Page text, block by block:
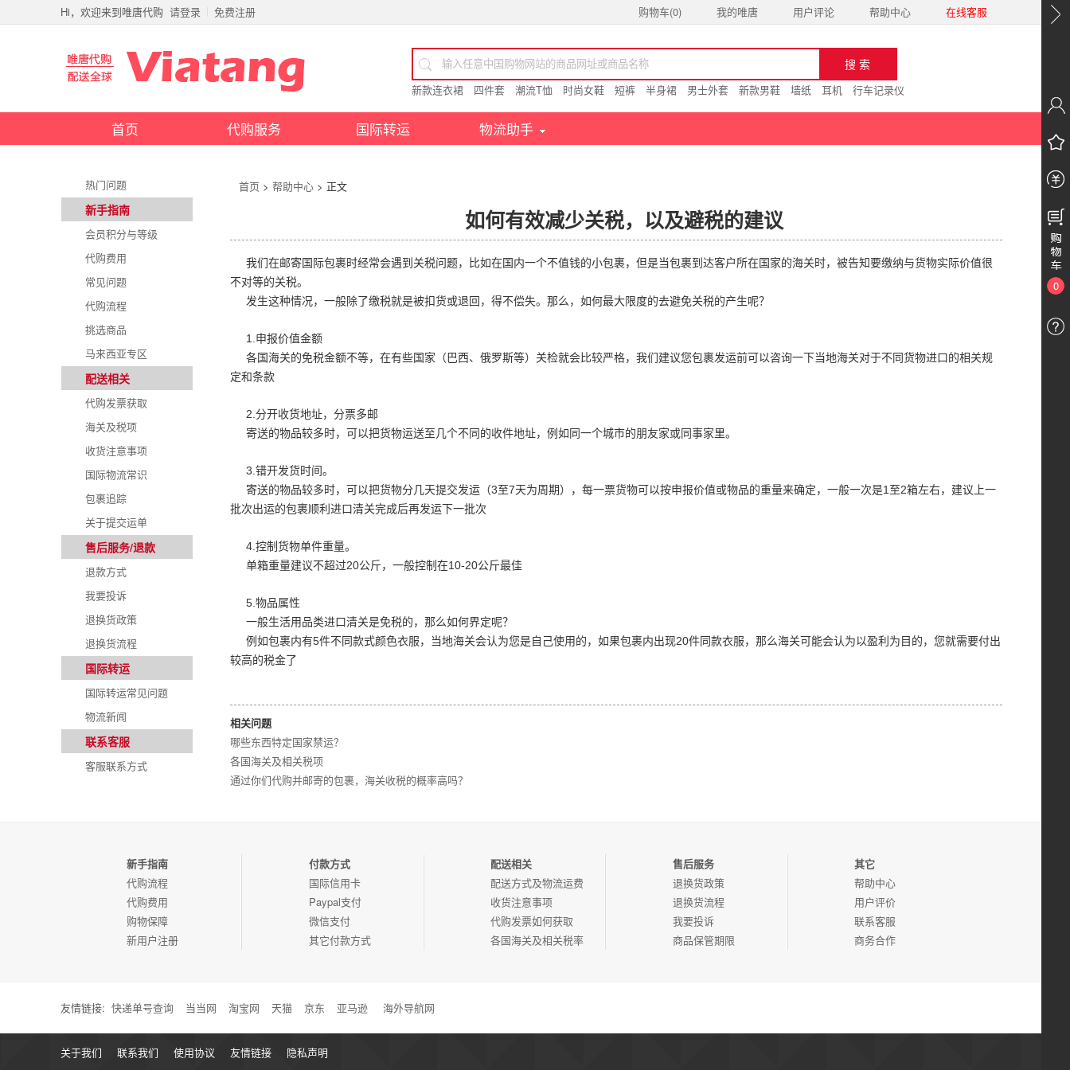
Hi，欢迎来到唯唐代购 请登录 免费注册 购物车(0) 我的唯唐 用户评论 帮助中心 在线客服
新款连衣裙 四件套 潮流T恤 时尚女鞋 短裤 半身裙 男士外套 新款男鞋 墙纸 耳机 行车记录仪
首页 代购服务 国际转运 物流助手
热门问题
新手指南
会员积分与等级
代购费用
常见问题
代购流程
挑选商品
马来西亚专区
配送相关
代购发票获取
海关及税项
收货注意事项
国际物流常识
包裹追踪
关于提交运单
售后服务/退款
退款方式
我要投诉
退换货政策
退换货流程
国际转运
国际转运常见问题
物流新闻
联系客服
客服联系方式
首页 > 帮助中心 > 正文
如何有效减少关税，以及避税的建议
我们在邮寄国际包裹时经常会遇到关税问题，比如在国内一个不值钱的小包裹，但是当包裹到达客户所在国家的海关时，被告知要缴纳与货物实际价值很
不对等的关税。
发生这种情况，一般除了缴税就是被扣货或退回，得不偿失。那么，如何最大限度的去避免关税的产生呢？
1. 申报价值金额
各国海关的免税金额不等，在有些国家（巴西、俄罗斯等）关检就会比较严格，我们建议您包裹发运前可以咨询一下当地海关对于不同货物进口的相关规
定和条款
2. 分开收货地址，分票多邮
寄送的物品较多时，可以把货物运送至几个不同的收件地址，例如同一个城市的朋友家或同事家里。
3. 错开发货时间。
寄送的物品较多时，可以把货物分几天提交发运（3至7天为周期），每一票货物可以按申报价值或物品的重量来确定，一般一次是1 至2箱左右，建议上一
批次出运的包裹顺利进口清关完成后再发运下一批次
4. 控制货物单件重量。
单箱重量建议不超过20公斤，一般控制在10-20公斤最佳
5. 物品属性
一般生活用品类进口清关是免税的，那么如何界定呢？
例如包裹内有5件不同款式颜色衣服，当地海关会认为您是自己使用的，如果包裹内出现20件同款衣服，那么海关可能会认为以盈利为目的，您就需要付出
较高的税金了
相关问题
哪些东西特定国家禁运？
各国海关及相关税项
通过你们代购并邮寄的包裹，海关收税的概率高吗？
新手指南
代购流程
代购费用
购物保障
新用户注册
付款方式
国际信用卡
Paypal支付
微信支付
其它付款方式
配送相关
配送方式及物流运费
收货注意事项
代购发票如何获取
各国海关及相关税率
售后服务
退换货政策
退换货流程
我要投诉
商品保管期限
其它
帮助中心
用户评价
联系客服
商务合作
友情链接: 快递单号查询 当当网 淘宝网 天猫 京东 亚马逊 海外导航网
关于我们 联系我们 使用协议 友情链接 隐私声明
0